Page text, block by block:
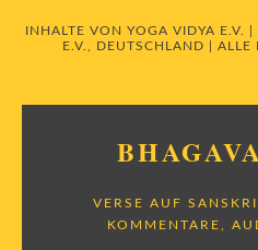
INHALTE VON YOGA VIDYA
E.V., DEUTSCHLAND | ALLE
VERSE AUF
KOMMENTARE,